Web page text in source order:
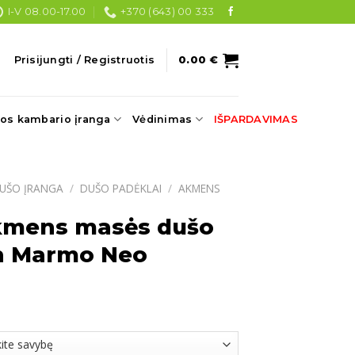
I-V 08.00-17.00 +370 (643) 00 333
Prisijungti / Registruotis 0.00€
kambario įranga Vėdinimas IŠPARDAVIMAS
ĮRANGA / DUŠO PADĖKLAI / AKMENS
masės dušo
Marmo Neo